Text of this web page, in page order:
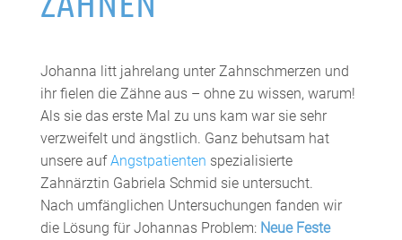
Johanna litt jahrelang unter Zahnschmerzen und
ihr fielen die Zähne aus – ohne zu wissen, warum!
Als sie das erste Mal zu uns kam war sie sehr
verzweifelt und ängstlich. Ganz behutsam hat
unsere aufAngstpatienten spezialisierte
Zahnärztin Gabriela Schmid sie untersucht.
Nach umfänglichen Untersuchungen fanden wir
die Lösung für Johannas Problem: Neue Feste